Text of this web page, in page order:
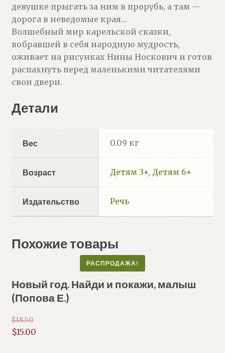
девушке прыгать за ним в прорубь, а там —
дорога в неведомые края…
Волшебный мир карельской сказки,
вобравшей в себя народную мудрость,
оживает на рисунках Нины Носкович и готов
распахнуть перед маленькими читателями
свои двери.
Детали
Вес 0.09 кг
Возраст Детям 3+, Детям 6+
Издательство Речь
Похожие товары
Новый год. Найди и покажи, малыш
(Попова Е.)
РАСПРОДАЖА!
$18.50
Первоначальная
$15.00